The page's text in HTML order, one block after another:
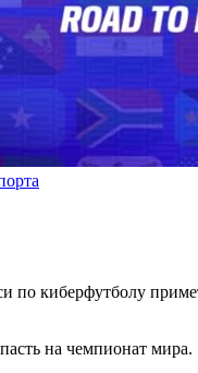
по киберфутболу
на чемпионат мира.